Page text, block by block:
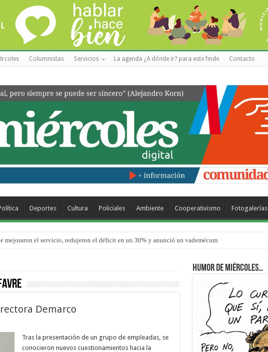
Columnistas Servicios La agenda ¿A dónde ir? para este finde Contacto
Deportes Cultura Policiales Ambiente Cooperativismo Fotogalerías
mejoraron el servicio, redujeron el déficit en un 30% y anunció un vademécum
Demarco
Tras la presentación de un grupo de empleadas, se
conocieron nuevos cuestionamientos hacia la
Humor de Miércoles…